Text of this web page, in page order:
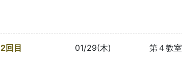
2回目 01/29(木) 第４教室